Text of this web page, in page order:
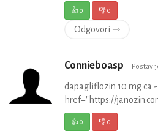
👍0 👎0
Odgovori ⇾
Connieboasp
dapagliflozin 10 mg ca -
href="https://
👍0 👎0